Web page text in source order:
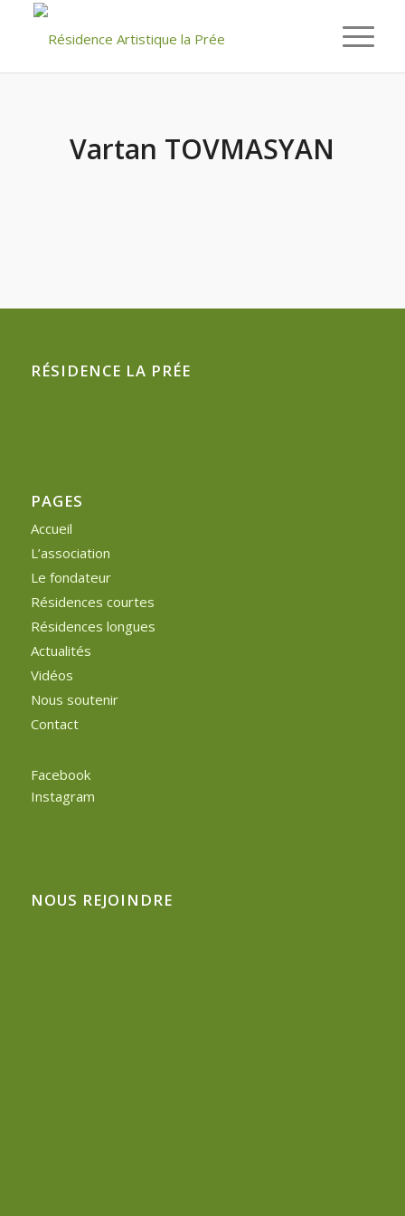
Vartan TOVMASYAN
RÉSIDENCE LA PRÉE
PAGES
Accueil
L’association
Le fondateur
Résidences courtes
Résidences longues
Actualités
Vidéos
Nous soutenir
Contact
Facebook
Instagram
NOUS REJOINDRE